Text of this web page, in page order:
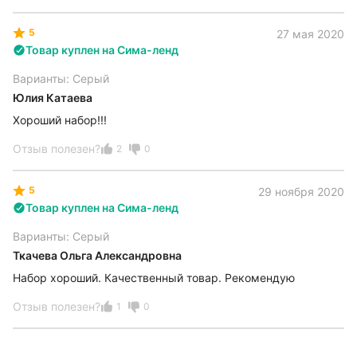
5
27 мая 2020
Товар куплен на Сима-ленд
Варианты: Серый
Юлия Катаева
Хороший набор!!!
Отзыв полезен? 2 0
5
29 ноября 2020
Товар куплен на Сима-ленд
Варианты: Серый
Ткачева Ольга Александровна
Набор хороший. Качественный товар. Рекомендую
Отзыв полезен? 1 0